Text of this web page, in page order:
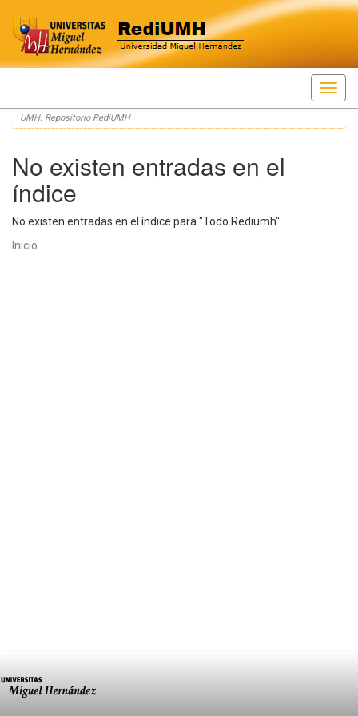
Skip
navigation
UMH: Repositorio RediUMH
No existen entradas en el
índice
No existen entradas en el índice para "Todo Rediumh".
Inicio